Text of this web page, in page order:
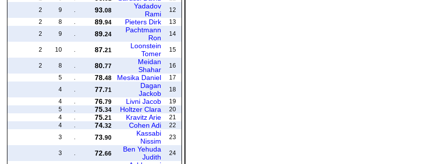
12
Yadadov
Rami
93.08
9
2
13
Pieters Dirk
89.94
8
2
14
Pachtmann
Ron
89.24
9
2
15
Loonstein
Tomer
87.21
10
2
16
Meidan
Shahar
80.77
8
2
17
Mesika Daniel
78.48
5
18
Dagan
Jackob
77.71
4
19
Livni Jacob
76.79
4
20
Holtzer Clara
75.34
5
21
Kravitz Arie
75.21
4
22
Cohen Adi
74.32
4
23
Kassabi
Nissim
73.90
3
24
Ben Yehuda
Judith
72.66
3